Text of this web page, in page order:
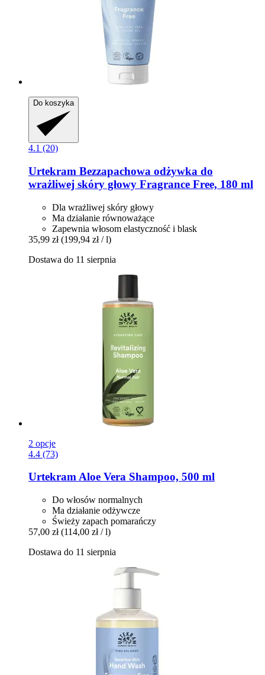
Do koszyka
4.1 (20)
Urtekram Bezzapachowa odżywka do
wrażliwej skóry głowy Fragrance Free, 180 ml
Dla wrażliwej skóry głowy
Ma działanie równoważące
Zapewnia włosom elastyczność i blask
35,99 zł (199,94 zł / l)
Dostawa do 11 sierpnia
2 opcje
4.4 (73)
UrtekramAloe Vera Shampoo, 500 ml
Do włosów normalnych
Ma działanie odżywcze
Świeży zapach pomarańczy
57,00 zł (114,00 zł / l)
Dostawa do 11 sierpnia